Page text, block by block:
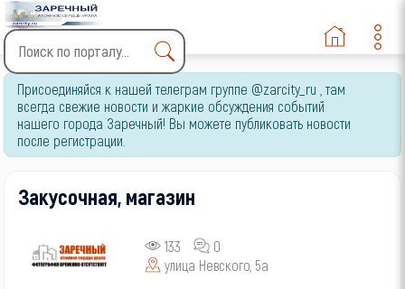
Type 2 or more characters
for results.
Присоединяйся к нашей телеграм группе @zarcity_ru , там
всегда свежие новости и жаркие обсуждения событий
нашего города Заречный! Вы можете публиковать новости
после регистрации.
Закусочная, магазин
133
0
улица Невского, 5а